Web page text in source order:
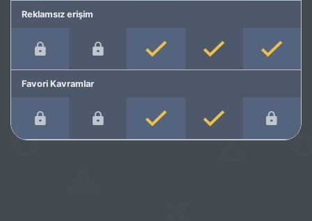
Reklamsız erişim
Favori Kavramlar